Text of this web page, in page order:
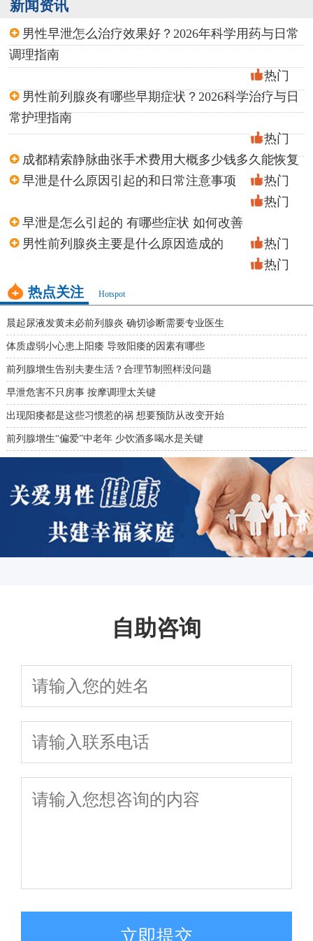
新闻资讯
男性早泄怎么治疗效果好？2026年科学用药与日常
调理指南
热门
男性前列腺炎有哪些早期症状？2026科学治疗与日
常护理指南
热门
成都精索静脉曲张手术费用大概多少钱多久能恢复
热门
早泄是什么原因引起的和日常注意事项
热门
早泄是怎么引起的 有哪些症状 如何改善
热门
男性前列腺炎主要是什么原因造成的
热门
热点关注 Hotspot
晨起尿液发黄未必前列腺炎 确切诊断需要专业医生
体质虚弱小心患上阳痿 导致阳痿的因素有哪些
前列腺增生告别夫妻生活？合理节制照样没问题
早泄危害不只房事 按摩调理太关键
出现阳痿都是这些习惯惹的祸 想要预防从改变开始
前列腺增生“偏爱”中老年 少饮酒多喝水是关键
自助咨询
立即提交